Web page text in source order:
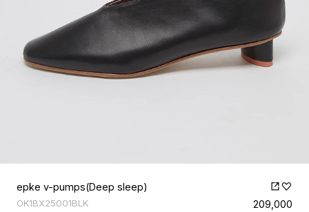
epke v-pumps(Deep sleep)
OK1BX25001BLK 209,000